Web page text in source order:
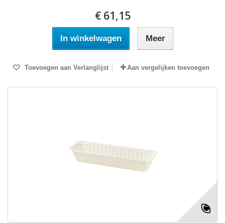
€ 61,15
In winkelwagen Meer
Toevoegen aan Verlanglijst Aan vergelijken toevoegen